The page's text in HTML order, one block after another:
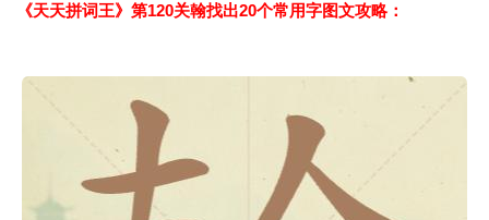
《天天拼词王》第120关翰找出20个常用字图文攻略：